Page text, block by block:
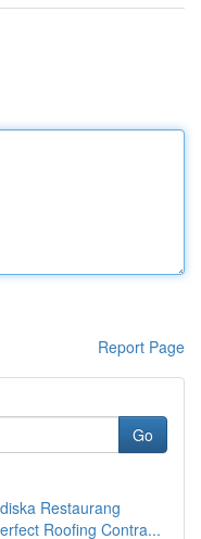
Report Page
Go
Restaurang
Roofing Contra...